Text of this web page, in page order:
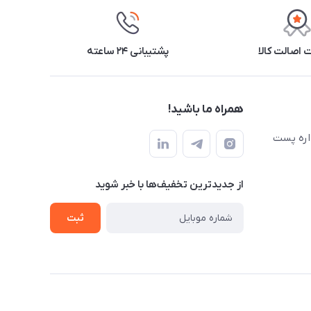
اصالت کالا پشتیبانی ۲۴ ساعته
پست
همراه ما باشید!
از جدید‌ترین تخفیف‌ها با‌ خبر شوید
ثبت